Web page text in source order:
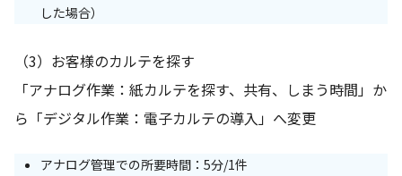
した場合）
（3）お客様のカルテを探す
「アナログ作業：紙カルテを探す、共有、しまう時間」か
ら「デジタル作業：電子カルテの導入」へ変更
アナログ管理での所要時間：5分/1件